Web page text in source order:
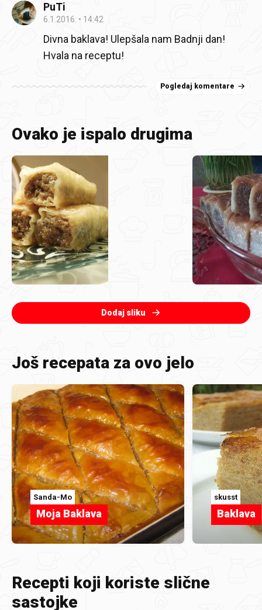
PuTi
6.1.2016. 14:42
Divna baklava! Ulepšala nam Badnji dan!
Hvala na receptu!
Pogledaj komentare
Ovako je ispalo drugima
Dodaj sliku
Još recepata za ovo jelo
Sanda-Mo
Moja Baklava
skusst
Baklava
Recepti koji koriste slične
sastojke